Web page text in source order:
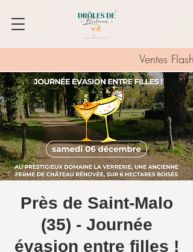
Ventes Flash :
Près de Saint-Malo
(35) - Journée
évasion entre filles !